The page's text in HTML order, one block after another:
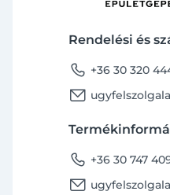
Rendelési és
phone +36 30 320
email
phone +36 30 747
email